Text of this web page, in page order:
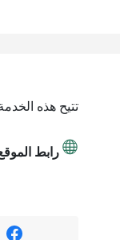
تتيح هذه
رابط